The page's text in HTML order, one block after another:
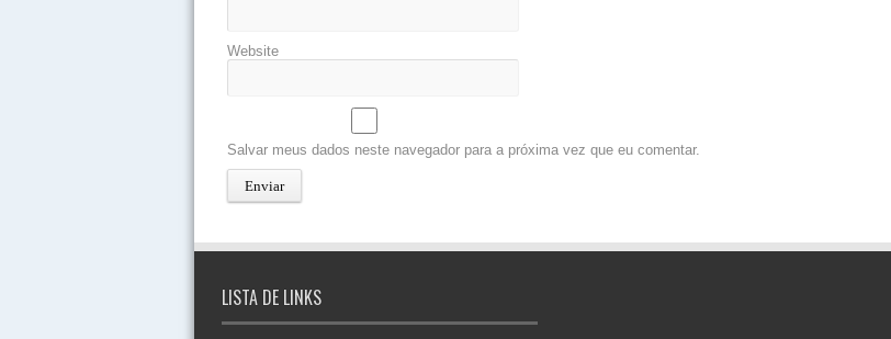
Website
Salvar meus dados neste navegador para a próxima vez que eu comentar.
LISTA DE LINKS